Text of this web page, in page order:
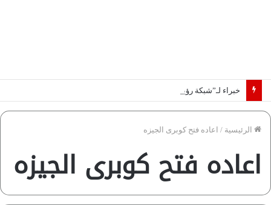
خبراء لـ”شبكة رؤية”: «اتفاق مكة» يغيّر قواعد اللعبة بالشرق الأوسط
الرئيسية / اعاده فتح كوبرى الجيزه
اعاده فتح كوبرى الجيزه